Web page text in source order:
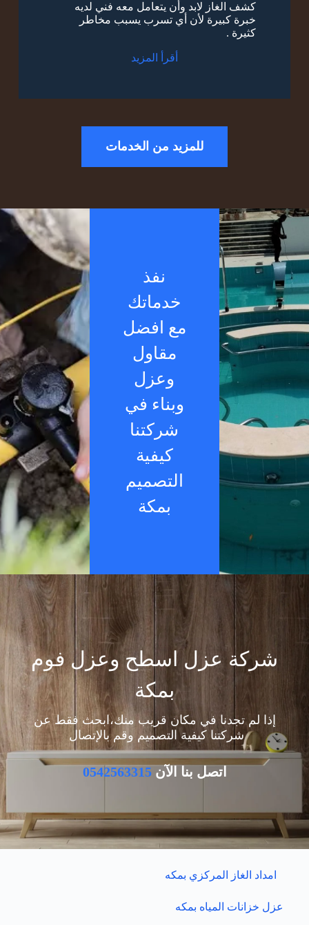
كشف الغاز لابد وأن يتعامل معه فني لديه
خبرة كبيرة لأن أي تسرب يسبب مخاطر
كثيرة .
أقرأ المزيد
للمزيد من الخدمات
نفذ
خدماتك
مع افضل
مقاول
وعزل
وبناء في
شركتنا
كيفية
التصميم
بمكة
شركة عزل اسطح وعزل فوم
بمكة
إذا لم تجدنا في مكان قريب منك،ابحث فقط عن
شركتنا كيفية التصميم وقم بالإتصال
اتصل بنا الآن 0542563315
امداد الغاز المركزي بمكه
عزل خزانات المياه بمكه